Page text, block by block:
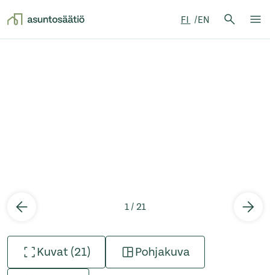
FI EN
Hae:
1 / 21
Kuvat (21) Pohjakuva